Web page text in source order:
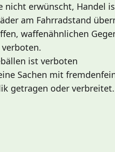
nicht erwünscht, Handel
am Fahrradstand
waffenähnlichen
ist verboten
Sachen mit
getragen oder verbreitet.